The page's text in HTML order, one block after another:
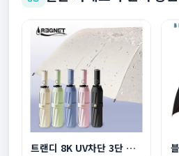
트랜디 8K UV차단 3단 원터치 완자동 양우산